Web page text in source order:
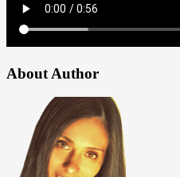
About Author